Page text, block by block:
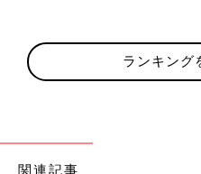
ランキング
関連記事